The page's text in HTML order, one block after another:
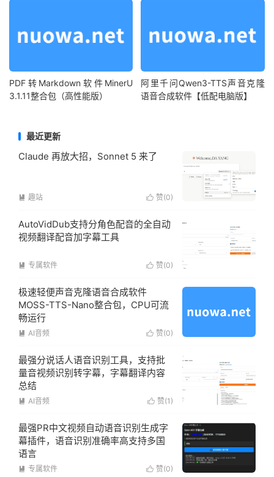
PDF转Markdown软件MinerU
3.1.11整合包（高性能版）
阿里千问Qwen3-TTS声音克隆
语音合成软件【低配电脑版】
最近更新
Claude 再放大招，Sonnet 5 来了
 赞(0)
 趣站
AutoVidDub支持分角色配音的全自动
视频翻译配音加字幕工具
 赞(0)
 专属软件
极速轻便声音克隆语音合成软件
MOSS-TTS-Nano整合包，CPU可流
畅运行
 赞(0)
 AI音频
最强分说话人语音识别工具，支持批
量音视频识别转字幕，字幕翻译内容
总结
 赞(1 )
 AI音频
最强PR中文视频自动语音识别生成字
幕插件，语音识别准确率高支持多国
语言
 赞(0)
 专属软件